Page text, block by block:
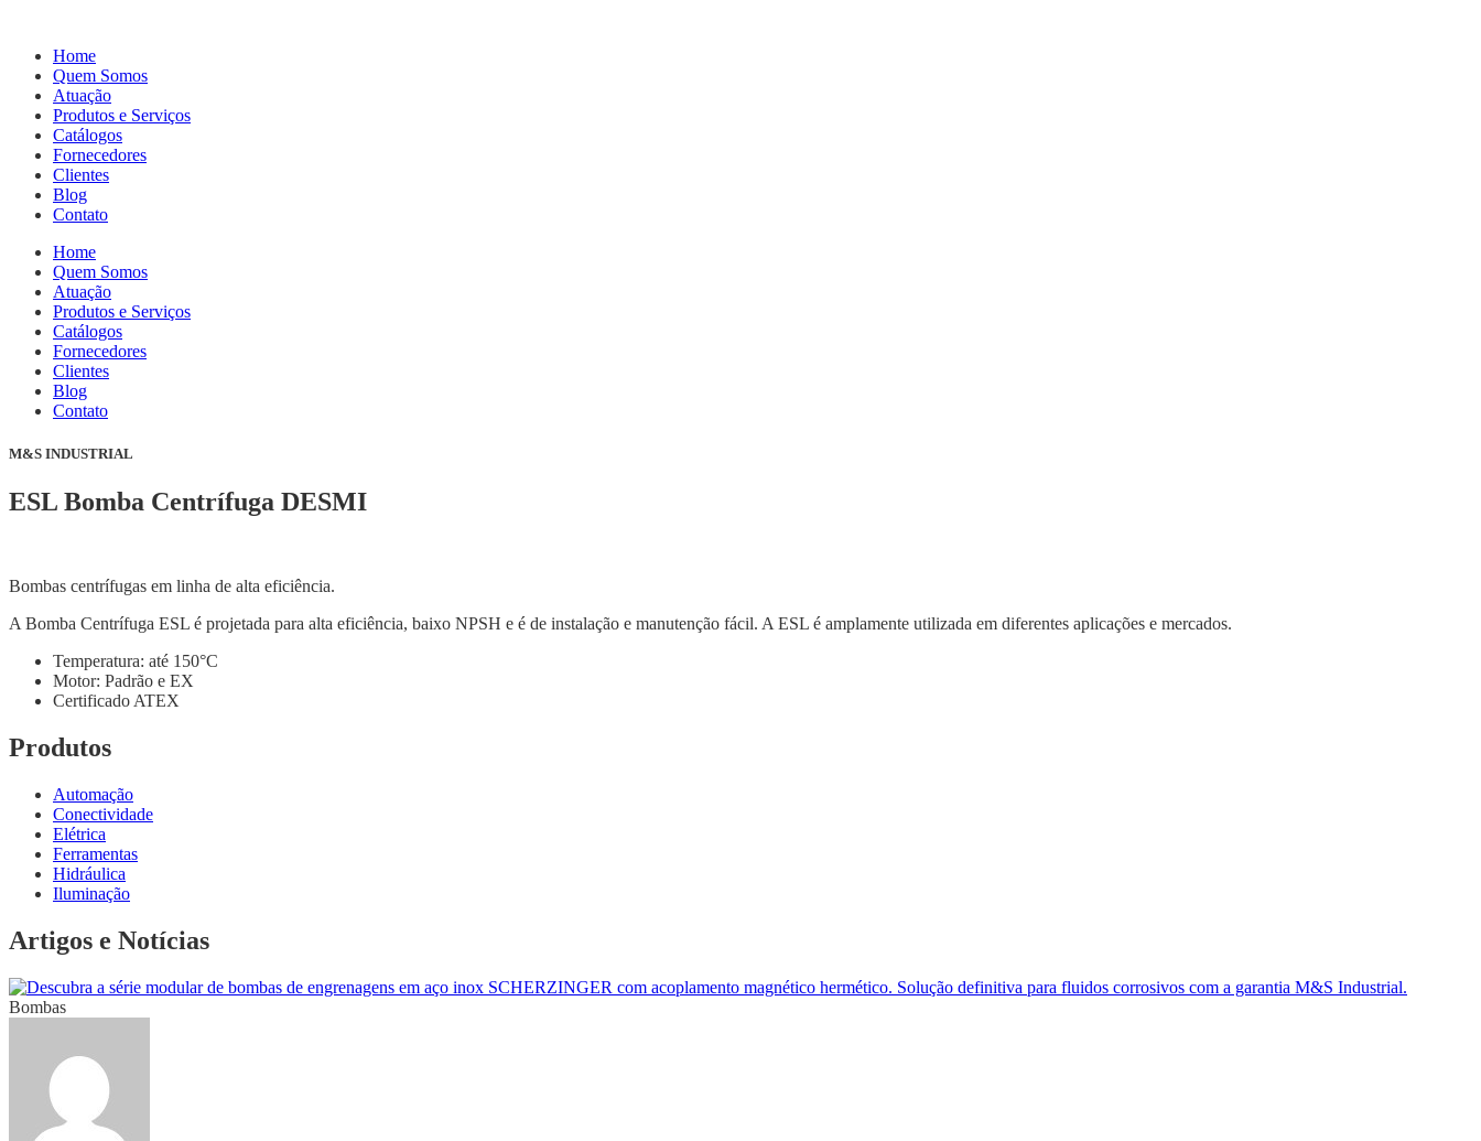
Home
Quem Somos
Atuação
Produtos e Serviços
Catálogos
Fornecedores
Clientes
Blog
Contato
Home
Quem Somos
Atuação
Produtos e Serviços
Catálogos
Fornecedores
Clientes
Blog
Contato
M&S INDUSTRIAL
ESL Bomba Centrífuga DESMI
Bombas centrífugas em linha de alta eficiência.
A Bomba Centrífuga ESL é projetada para alta eficiência, baixo NPSH e é de instalação e manutenção fácil. A ESL é amplamente utilizada em diferentes aplicações e mercados.
Temperatura: até 150°C
Motor: Padrão e EX
Certificado ATEX
Produtos
Automação
Conectividade
Elétrica
Ferramentas
Hidráulica
Iluminação
Artigos e Notícias
Bombas